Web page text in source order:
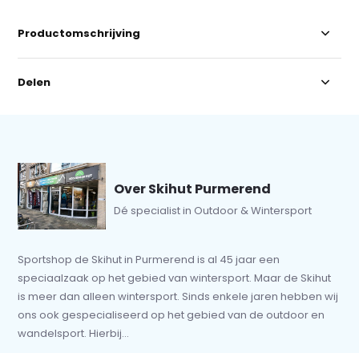
Productomschrijving
Delen
Over Skihut Purmerend
Dé specialist in Outdoor & Wintersport
Sportshop de Skihut in Purmerend is al 45 jaar een
speciaalzaak op het gebied van wintersport. Maar de Skihut
is meer dan alleen wintersport. Sinds enkele jaren hebben wij
ons ook gespecialiseerd op het gebied van de outdoor en
wandelsport. Hierbij...